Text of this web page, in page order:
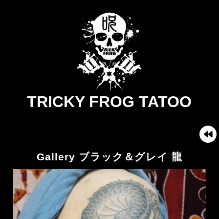
TRICKY FROG TATOO
Gallery ブラック＆グレイ 龍